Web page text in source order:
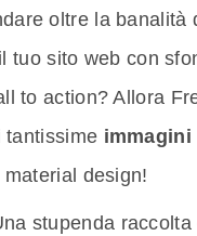
oltre la banalità
tuo sito web con
to action? Allora
tantissime
design!
stupenda